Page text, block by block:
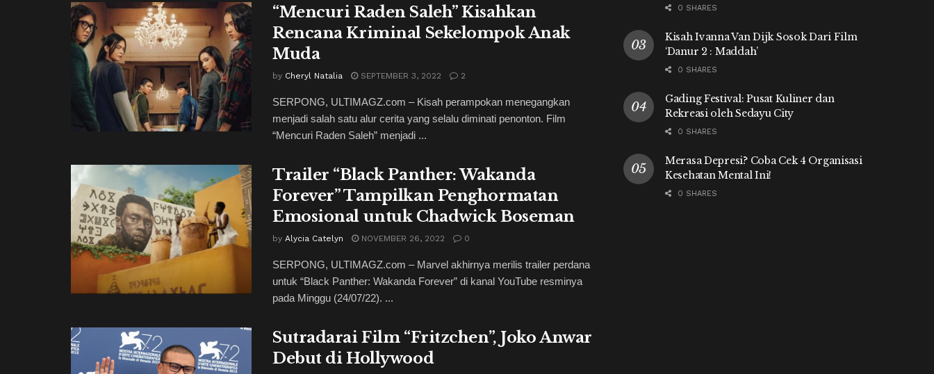
“Mencuri Raden Saleh” Kisahkan
Rencana Kriminal Sekelompok Anak
Muda
by Cheryl Natalia SEPTEMBER 3, 2022 2
SERPONG, ULTIMAGZ.com – Kisah perampokan menegangkan
menjadi salah satu alur cerita yang selalu diminati penonton. Film
“Mencuri Raden Saleh” menjadi ...
Trailer “Black Panther: Wakanda
Forever” Tampilkan Penghormatan
Emosional untuk Chadwick Boseman
by Alycia Catelyn NOVEMBER 26, 2022 0
SERPONG, ULTIMAGZ.com – Marvel akhirnya merilis trailer perdana
untuk “Black Panther: Wakanda Forever” di kanal YouTube resminya
pada Minggu (24/07/22). ...
Sutradarai Film “Fritzchen”, Joko Anwar
Debut di Hollywood
0 SHARES
Kisah Ivanna Van Dijk Sosok Dari Film
‘Danur 2 : Maddah’
0 SHARES
Gading Festival: Pusat Kuliner dan
Rekreasi oleh Sedayu City
0 SHARES
Merasa Depresi? Coba Cek 4 Organisasi
Kesehatan Mental Ini!
0 SHARES